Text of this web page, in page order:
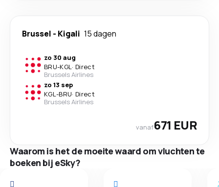
Brussel - Kigali 15 dagen
zo 30 aug
BRU-KGL· Direct
Brussels Airlines
zo 13 sep
KGL-BRU· Direct
Brussels Airlines
vanaf671 EUR
Waarom is het de moeite waard om vluchten te
boeken bij eSky?